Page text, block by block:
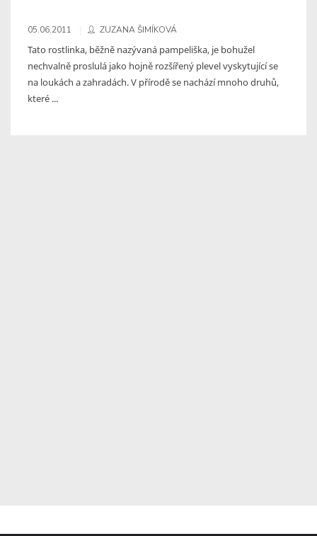
05.06.2011 ZUZANA ŠIMÍKOVÁ
Tato rostlinka, běžně nazývaná pampeliška, je bohužel
nechvalně proslulá jako hojně rozšířený plevel vyskytující se
na loukách a zahradách. V přírodě se nachází mnoho druhů,
které ...